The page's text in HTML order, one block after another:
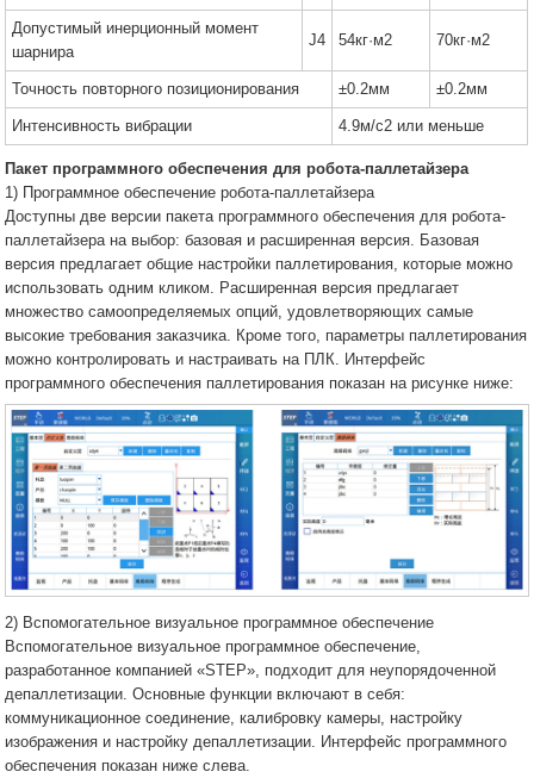
Допустимый инерционный момент
шарнира
J4 54кг·м2 70кг·м2
Точность повторного позиционирования ±0.2мм ±0.2мм
Интенсивность вибрации 4.9м/с2 или меньше
Пакет программного обеспечения для робота-паллетайзера
1) Программное обеспечение робота-паллетайзера
Доступны две версии пакета программного обеспечения для робота-
паллетайзера на выбор: базовая и расширенная версия. Базовая
версия предлагает общие настройки паллетирования, которые можно
использовать одним кликом. Расширенная версия предлагает
множество самоопределяемых опций, удовлетворяющих самые
высокие требования заказчика. Кроме того, параметры паллетирования
можно контролировать и настраивать на ПЛК. Интерфейс
программного обеспечения паллетирования показан на рисунке ниже:
2) Вспомогательное визуальное программное обеспечение
Вспомогательное визуальное программное обеспечение,
разработанное компанией «STEP», подходит для неупорядоченной
депаллетизации. Основные функции включают в себя:
коммуникационное соединение, калибровку камеры, настройку
изображения и настройку депаллетизации. Интерфейс программного
обеспечения показан ниже слева.